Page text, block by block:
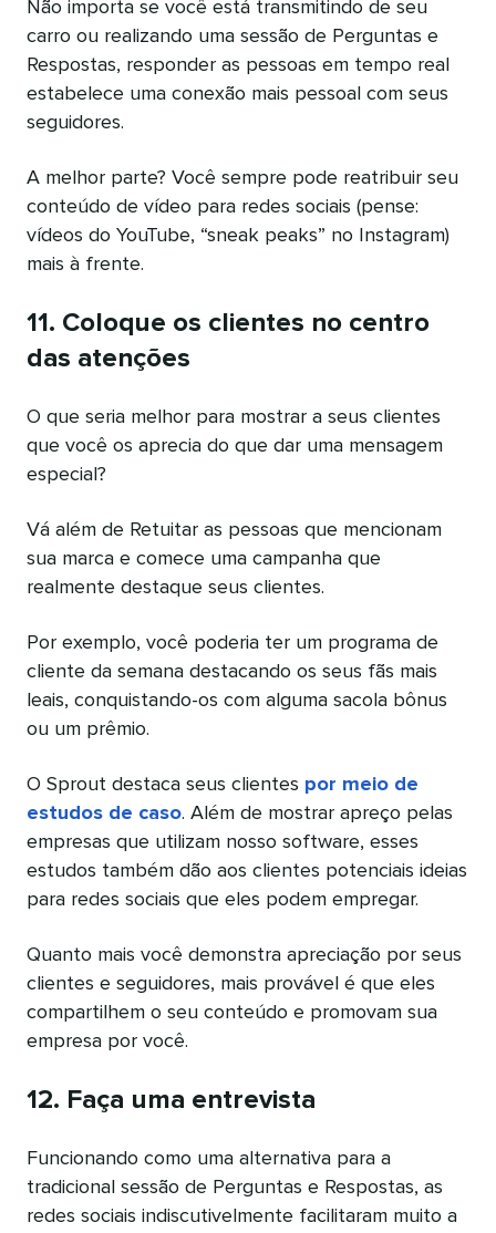
Não importa se você está transmitindo de seu
carro ou realizando uma sessão de Perguntas e
Respostas, responder as pessoas em tempo real
estabelece uma conexão mais pessoal com seus
seguidores.
A melhor parte? Você sempre pode reatribuir seu
conteúdo de vídeo para redes sociais (pense:
vídeos do YouTube, “sneak peaks” no Instagram)
mais à frente.
11. Coloque os clientes no centro
das atenções
O que seria melhor para mostrar a seus clientes
que você os aprecia do que dar uma mensagem
especial?
Vá além de Retuitar as pessoas que mencionam
sua marca e comece uma campanha que
realmente destaque seus clientes.
Por exemplo, você poderia ter um programa de
cliente da semana destacando os seus fãs mais
leais, conquistando-os com alguma sacola bônus
ou um prêmio.
O Sprout destaca seus clientes por meio de
estudos de caso. Além de mostrar apreço pelas
empresas que utilizam nosso software, esses
estudos também dão aos clientes potenciais ideias
para redes sociais que eles podem empregar.
Quanto mais você demonstra apreciação por seus
clientes e seguidores, mais provável é que eles
compartilhem o seu conteúdo e promovam sua
empresa por você.
12. Faça uma entrevista
Funcionando como uma alternativa para a
tradicional sessão de Perguntas e Respostas, as
redes sociais indiscutivelmente facilitaram muito a